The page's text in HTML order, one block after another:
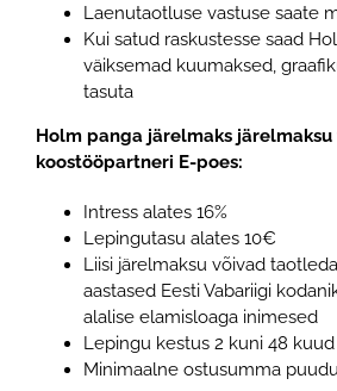
Laenutaotluse vastuse saate
Kui satud raskustesse saad
väiksemad kuumaksed,
tasuta
Holm panga järelmaks
koostööpartneri E-poes:
Intress alates 16%
Lepingutasu alates 10€
Liisi järelmaksu võivad
aastased Eesti Vabariigi
alalise elamisloaga inimesed
Lepingu kestus 2 kuni 48 kuud
Minimaalne ostusumma